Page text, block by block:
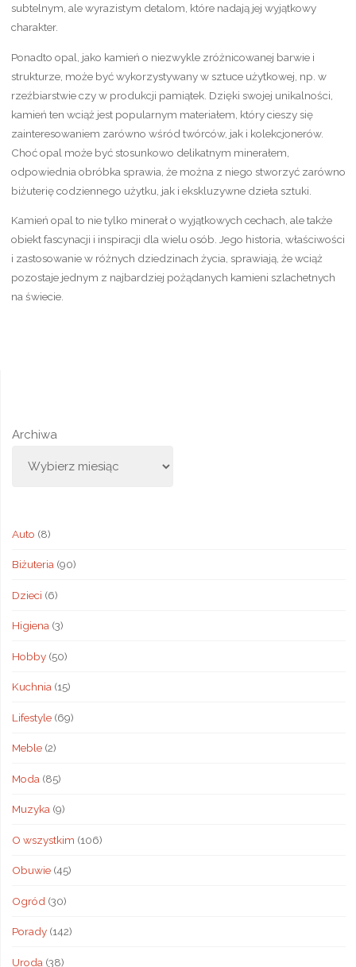
subtelnym, ale wyrazistym detalom, które nadają jej wyjątkowy
charakter.
Ponadto opal, jako kamień o niezwykle zróżnicowanej barwie i
strukturze, może być wykorzystywany w sztuce użytkowej, np. w
rzeźbiarstwie czy w produkcji pamiątek. Dzięki swojej unikalności,
kamień ten wciąż jest popularnym materiałem, który cieszy się
zainteresowaniem zarówno wśród twórców, jak i kolekcjonerów.
Choć opal może być stosunkowo delikatnym minerałem,
odpowiednia obróbka sprawia, że można z niego stworzyć zarówno
biżuterię codziennego użytku, jak i ekskluzywne dzieła sztuki.
Kamień opal to nie tylko minerał o wyjątkowych cechach, ale także
obiekt fascynacji i inspiracji dla wielu osób. Jego historia, właściwości
i zastosowanie w różnych dziedzinach życia, sprawiają, że wciąż
pozostaje jednym z najbardziej pożądanych kamieni szlachetnych
na świecie.
Archiwa
Auto (8)
Biżuteria(90)
Dzieci (6)
Higiena(3)
Hobby(50)
Kuchnia(15)
Lifestyle(69)
Meble(2)
Moda (85)
Muzyka(9)
O wszystkim (106)
Obuwie(45)
Ogród (30)
Porady(142)
Uroda (38)